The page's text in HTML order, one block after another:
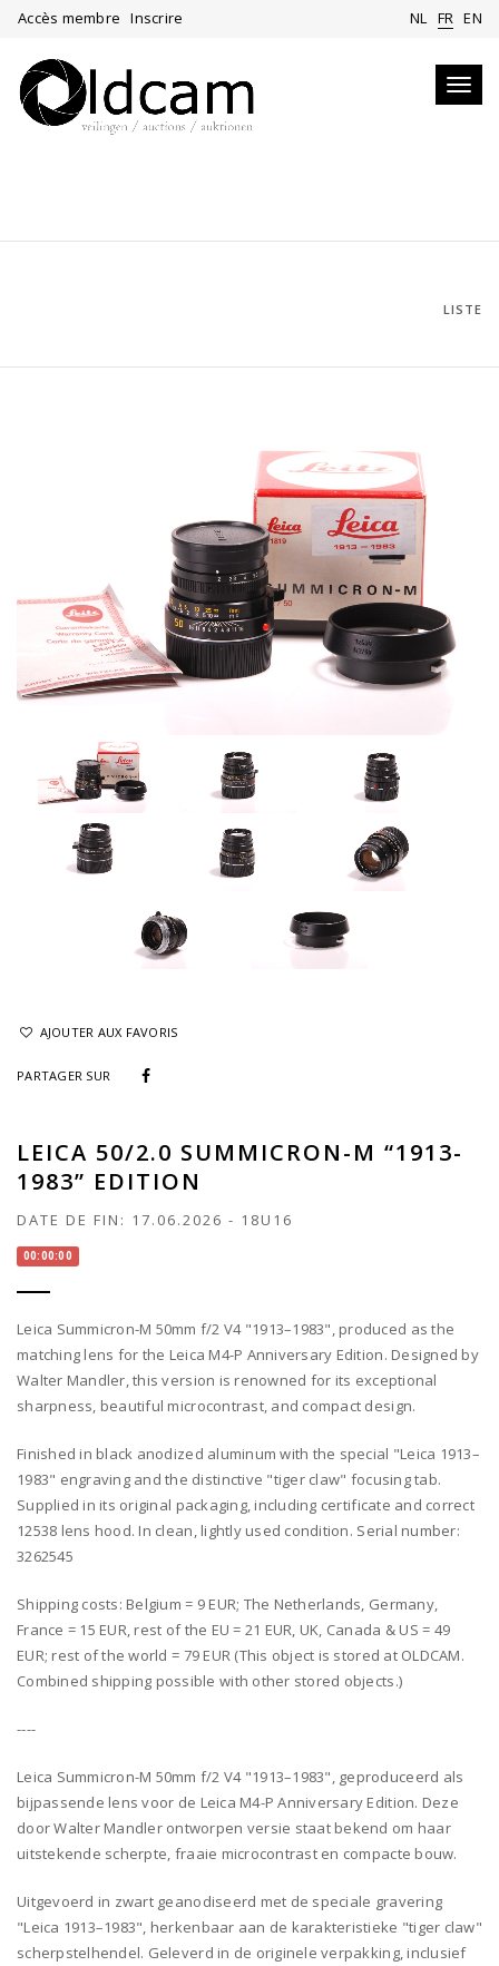
Accès membre Inscrire NL FR EN
LISTE
AJOUTER AUX FAVORIS
PARTAGER SUR
LEICA 50/2.0 SUMMICRON-M “1913-
1983” EDITION
DATE DE FIN: 17.06.2026 - 18U16
00:00:00
Leica Summicron-M 50mm f/2 V4 "1913–1983", produced as the
matching lens for the Leica M4-P Anniversary Edition. Designed by
Walter Mandler, this version is renowned for its exceptional
sharpness, beautiful microcontrast, and compact design.
Finished in black anodized aluminum with the special "Leica 1913–
1983" engraving and the distinctive "tiger claw" focusing tab.
Supplied in its original packaging, including certificate and correct
12538 lens hood. In clean, lightly used condition. Serial number:
3262545
Shipping costs: Belgium = 9 EUR; The Netherlands, Germany,
France = 15 EUR, rest of the EU = 21 EUR, UK, Canada & US = 49
EUR; rest of the world = 79 EUR (This object is stored at OLDCAM.
Combined shipping possible with other stored objects.)
----
Leica Summicron-M 50mm f/2 V4 "1913–1983", geproduceerd als
bijpassende lens voor de Leica M4-P Anniversary Edition. Deze
door Walter Mandler ontworpen versie staat bekend om haar
uitstekende scherpte, fraaie microcontrast en compacte bouw.
Uitgevoerd in zwart geanodiseerd met de speciale gravering
"Leica 1913–1983", herkenbaar aan de karakteristieke "tiger claw"
scherpstelhendel. Geleverd in de originele verpakking, inclusief